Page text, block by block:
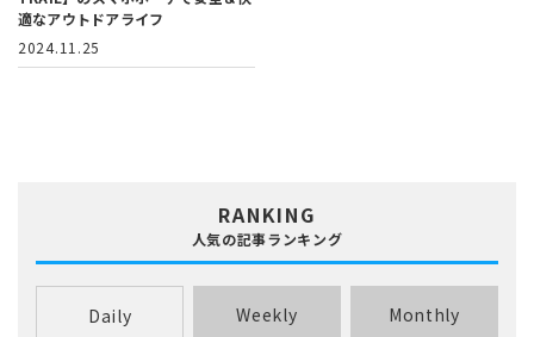
適なアウトドアライフ
2024.11.25
RANKING
人気の記事ランキング
Daily Weekly Monthly